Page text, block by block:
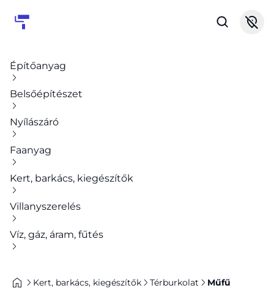
Építőanyag
Belsőépítészet
Nyílászáró
Faanyag
Kert, barkács, kiegészítők
Villanyszerelés
Víz, gáz, áram, fűtés
Kert, barkács, kiegészítők Térburkolat Műfű